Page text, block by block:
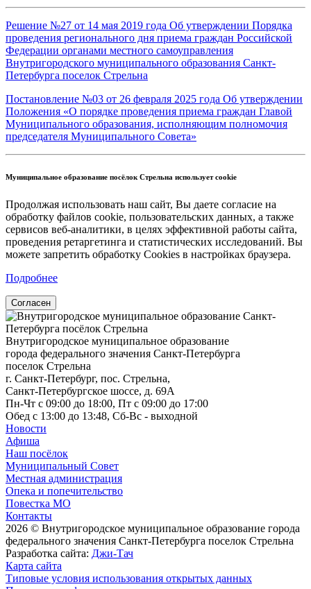
Решение №27 от 14 мая 2019 года Об утверждении Порядка
проведения регионального дня приема граждан Российской
Федерации органами местного самоуправления
Внутригородского муниципального образования Санкт-
Петербурга поселок Стрельна
Постановление №03 от 26 февраля 2025 года Об утверждении
Положения «О порядке проведения приема граждан Главой
Муниципального образования, исполняющим полномочия
председателя Муниципального Совета»
Муниципальное образование посёлок Стрельна использует cookie
Продолжая использовать наш сайт, Вы даете согласие на
обработку файлов cookie, пользовательских данных, а также
сервисов веб-аналитики, в целях эффективной работы сайта,
проведения ретаргетинга и статистических исследований. Вы
можете запретить обработку Cookies в настройках браузера.
Подробнее
Согласен
Внутригородское муниципальное образование
города федерального значения Санкт-Петербурга
поселок Стрельна
г. Санкт-Петербург, пос. Стрельна,
Санкт-Петербургское шоссе, д. 69А
Пн-Чт с 09:00 до 18:00, Пт с 09:00 до 17:00
Обед с 13:00 до 13:48, Сб-Вс - выходной
Новости
Афиша
Наш посёлок
Муниципальный Совет
Местная администрация
Опека и попечительство
Повестка МО
Контакты
2026 © Внутригородское муниципальное образование города
федерального значения Санкт-Петербурга поселок Стрельна
Разработка сайта: Джи-Тач
Карта сайта
Типовые условия использования открытых данных